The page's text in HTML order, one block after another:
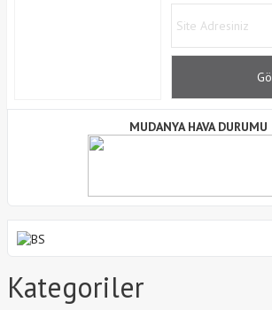
MUDANYA HAVA DURUMU
Kategoriler